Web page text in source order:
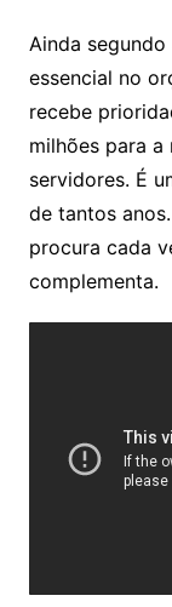
Ainda
essencial no
recebe
milhões para a
servidores. É
de tantos
procura cada
complementa.